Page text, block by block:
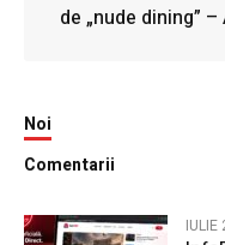
de „nude dining”
Noi
Comentarii
IULIE